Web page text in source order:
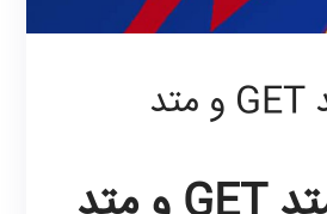
تفاوت متد GET و متد